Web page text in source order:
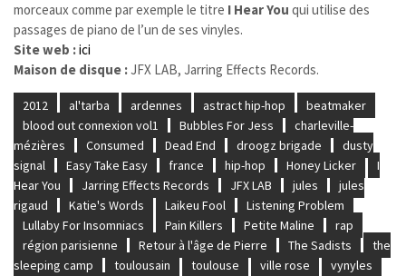
morceaux comme par exemple le titre I Hear You qui utilise des
passages de piano de l’un de ses vinyles.
Site web :ici
Maison de disque :JFX LAB, Jarring Effects Records.
2012 al'tarba ardennes astract hip-hop
beatmaker
blood out connexion vol1
Bubbles For Jess
charleville-
mézières
Consumed Dead End droogz brigade
dusty
signal
Easy Take Easy france hip-hop Honey Licker
I
Hear You
Jarring Effects Records JFX LAB jules
jules
rigaud
Katie's Words Laikeu Fool
Listening Problem
Lullaby For Insomniacs
Pain Killers Petite Maline
rap
région parisienne
Retour à l'âge de Pierre The Sadists
the
sleeping camp
toulousain toulouse ville rose
vynyles